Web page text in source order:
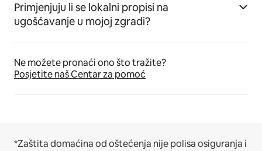
Primjenjuju li se lokalni propisi na
ugošćavanje u mojoj zgradi?
Ne možete pronaći ono što tražite?
Posjetite naš Centar za pomoć
*Zaštita domaćina od oštećenja nije polisa osiguranja i